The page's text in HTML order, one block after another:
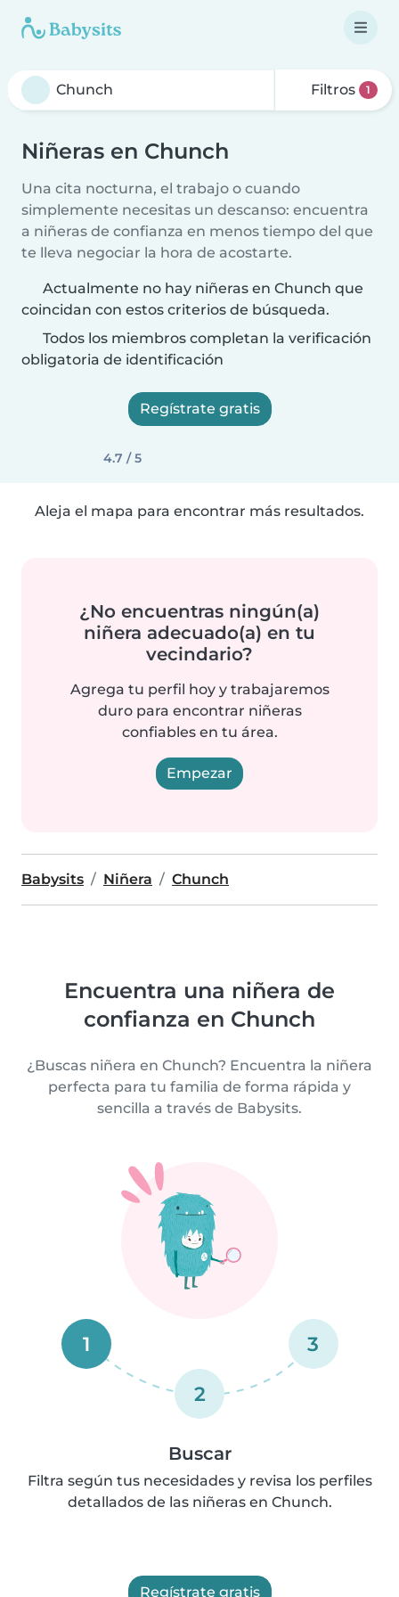
Filtros 1
Niñeras en Chunch
Una cita nocturna, el trabajo o cuando
simplemente necesitas un descanso: encuentra
a niñeras de confianza en menos tiempo del que
te lleva negociar la hora de acostarte.
Actualmente no hay niñeras en Chunch que
coincidan con estos criterios de búsqueda.
Todos los miembros completan la verificación
obligatoria de identificación
Regístrate gratis
4.7 / 5
Aleja el mapa para encontrar más resultados.
¿No encuentras ningún(a)
niñera adecuado(a) en tu
vecindario?
Agrega tu perfil hoy y trabajaremos
duro para encontrar niñeras
confiables en tu área.
Empezar
Babysits Niñera Chunch
Encuentra una niñera de
confianza en Chunch
¿Buscas niñera en Chunch? Encuentra la niñera
perfecta para tu familia de forma rápida y
sencilla a través de Babysits.
1
2
3
Buscar
Filtra según tus necesidades y revisa los perfiles
detallados de las niñeras en Chunch.
Regístrate gratis